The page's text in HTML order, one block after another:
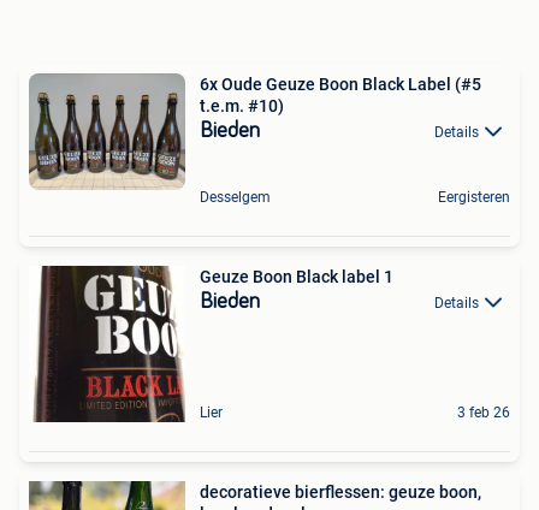
6x Oude Geuze Boon Black Label (#5
t.e.m. #10)
Bieden Details
Desselgem Eergisteren
Geuze Boon Black label 1
Bieden Details
Lier 3 feb 26
decoratieve bierflessen: geuze boon,